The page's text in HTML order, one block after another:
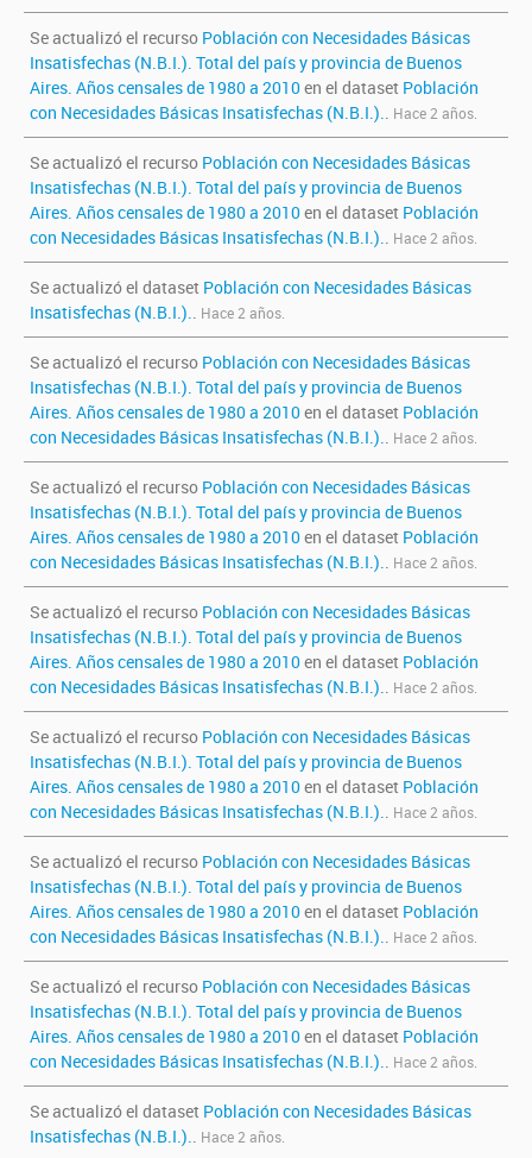
Se actualizó el recurso Población con Necesidades Básicas
Insatisfechas (N.B.I.). Total del país y provincia de Buenos
Aires. Años censales de 1980 a 2010en el dataset Población
con Necesidades Básicas Insatisfechas (N.B.I.).. Hace 2 años.
Se actualizó el recurso Población con Necesidades Básicas
Insatisfechas (N.B.I.). Total del país y provincia de Buenos
Aires. Años censales de 1980 a 2010en el dataset Población
con Necesidades Básicas Insatisfechas (N.B.I.).. Hace 2 años.
Se actualizó el dataset Población con Necesidades Básicas
Insatisfechas (N.B.I.).. Hace 2 años.
Se actualizó el recurso Población con Necesidades Básicas
Insatisfechas (N.B.I.). Total del país y provincia de Buenos
Aires. Años censales de 1980 a 2010en el dataset Población
con Necesidades Básicas Insatisfechas (N.B.I.).. Hace 2 años.
Se actualizó el recurso Población con Necesidades Básicas
Insatisfechas (N.B.I.). Total del país y provincia de Buenos
Aires. Años censales de 1980 a 2010en el dataset Población
con Necesidades Básicas Insatisfechas (N.B.I.).. Hace 2 años.
Se actualizó el recurso Población con Necesidades Básicas
Insatisfechas (N.B.I.). Total del país y provincia de Buenos
Aires. Años censales de 1980 a 2010en el dataset Población
con Necesidades Básicas Insatisfechas (N.B.I.).. Hace 2 años.
Se actualizó el recurso Población con Necesidades Básicas
Insatisfechas (N.B.I.). Total del país y provincia de Buenos
Aires. Años censales de 1980 a 2010en el dataset Población
con Necesidades Básicas Insatisfechas (N.B.I.).. Hace 2 años.
Se actualizó el recurso Población con Necesidades Básicas
Insatisfechas (N.B.I.). Total del país y provincia de Buenos
Aires. Años censales de 1980 a 2010en el dataset Población
con Necesidades Básicas Insatisfechas (N.B.I.).. Hace 2 años.
Se actualizó el recurso Población con Necesidades Básicas
Insatisfechas (N.B.I.). Total del país y provincia de Buenos
Aires. Años censales de 1980 a 2010en el dataset Población
con Necesidades Básicas Insatisfechas (N.B.I.).. Hace 2 años.
Se actualizó el dataset Población con Necesidades Básicas
Insatisfechas (N.B.I.).. Hace 2 años.